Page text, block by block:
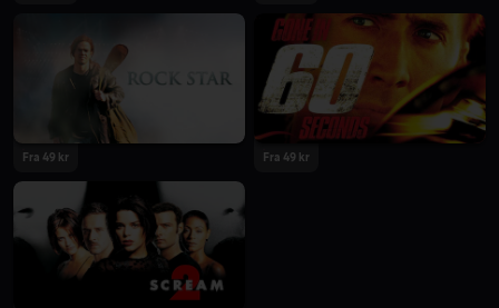
Fra 49 kr Fra 49 kr